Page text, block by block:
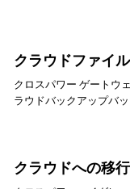
クラウドファイ
クロスパワー ゲートウ
ラウドバックアップバ
クラウドへの移行